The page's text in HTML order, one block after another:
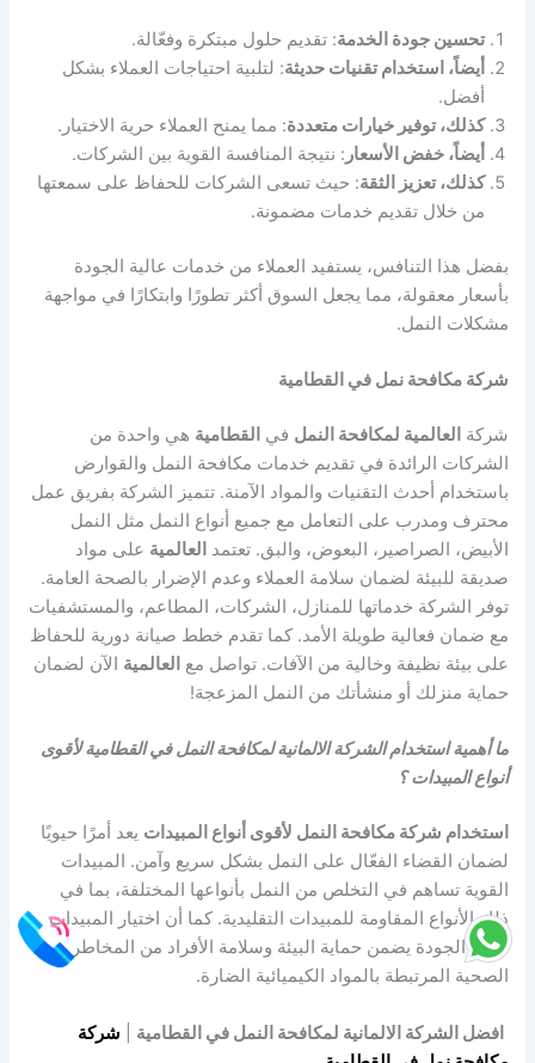
تحسين جودة الخدمة: تقديم حلول مبتكرة وفعّالة.
أيضاً، استخدام تقنيات حديثة: لتلبية احتياجات العملاء بشكل
أفضل.
كذلك، توفير خيارات متعددة: مما يمنح العملاء حرية الاختيار.
أيضاً، خفض الأسعار : نتيجة المنافسة القوية بين الشركات.
كذلك، تعزيز الثقة: حيث تسعى الشركات للحفاظ على سمعتها
من خلال تقديم خدمات مضمونة.
بفضل هذا التنافس، يستفيد العملاء من خدمات عالية الجودة
بأسعار معقولة، مما يجعل السوق أكثر تطورًا وابتكارًا في مواجهة
مشكلات النمل.
شركة مكافحة نمل في القطامية
شركة العالمية لمكافحة النمل في القطامية هي واحدة من
الشركات الرائدة في تقديم خدمات مكافحة النمل والقوارض
باستخدام أحدث التقنيات والمواد الآمنة. تتميز الشركة بفريق عمل
محترف ومدرب على التعامل مع جميع أنواع النمل مثل النمل
الأبيض، الصراصير، البعوض، والبق. تعتمد العالمية على مواد
صديقة للبيئة لضمان سلامة العملاء وعدم الإضرار بالصحة العامة.
توفر الشركة خدماتها للمنازل، الشركات، المطاعم، والمستشفيات
مع ضمان فعالية طويلة الأمد. كما تقدم خطط صيانة دورية للحفاظ
على بيئة نظيفة وخالية من الآفات. تواصل مع العالمية الآن لضمان
حماية منزلك أو منشأتك من النمل المزعجة!
ما أهمية استخدام الشركة الالمانية لمكافحة النمل في القطامية لأقوى
أنواع المبيدات ؟
استخدام شركة مكافحة النمل لأقوى أنواع المبيدات يعد أمرًا حيويًا
لضمان القضاء الفعّال على النمل بشكل سريع وآمن. المبيدات
القوية تساهم في التخلص من النمل بأنواعها المختلفة، بما في
ذلك الأنواع المقاومة للمبيدات التقليدية. كما أن اختيار المبيدات
عالية الجودة يضمن حماية البيئة وسلامة الأفراد من المخاطر
الصحية المرتبطة بالمواد الكيميائية الضارة.
افضل الشركة الالمانية لمكافحة النمل في القطامية
شركة